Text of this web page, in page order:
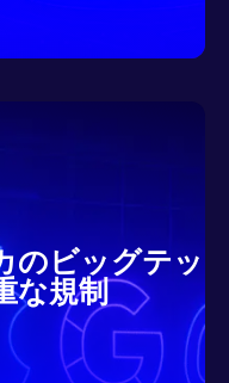
のビッグテッ
な規制